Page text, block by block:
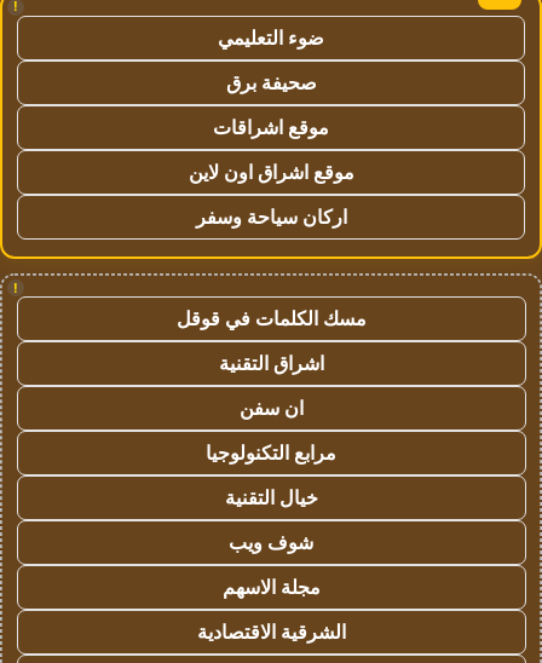
!
ضوء التعليمي
صحيفة برق
موقع اشراقات
موقع اشراق اون لاين
اركان سياحة وسفر
!
مسك الكلمات في قوقل
اشراق التقنية
ان سفن
مرابع التكنولوجيا
خيال التقنية
شوف ويب
مجلة الاسهم
الشرقية الاقتصادية